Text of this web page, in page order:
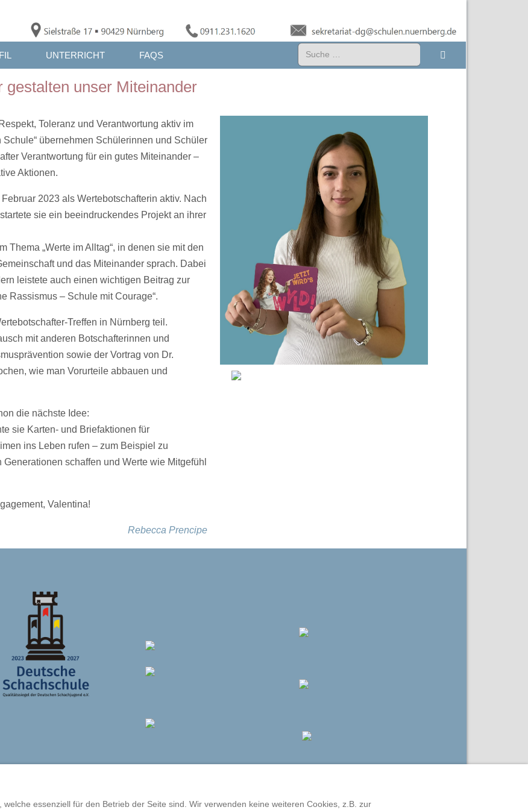
UNTERRICHT FAQS
unser Miteinander
Toleranz und Verantwortung aktiv im
übernehmen Schülerinnen und Schüler
Verantwortung für ein gutes Miteinander –
Aktionen.
2023 als Wertebotschafterin aktiv. Nach
sie ein beeindruckendes Projekt an ihrer
Thema „Werte im Alltag“, in denen sie mit den
und das Miteinander sprach. Dabei
leistete auch einen wichtigen Beitrag zur
Rassismus – Schule mit Courage“.
Treffen in Nürnberg teil.
mit anderen Botschafterinnen und
sowie der Vortrag von Dr.
wie man Vorurteile abbauen und
die nächste Idee:
sie Karten- und Briefaktionen für
ins Leben rufen – zum Beispiel zu
schaffen und Werte wie Mitgefühl
Valentina!
Rebecca Prencipe
essenziell für den Betrieb der Seite sind. Wir verwenden keine weiteren Cookies, z.B. zur